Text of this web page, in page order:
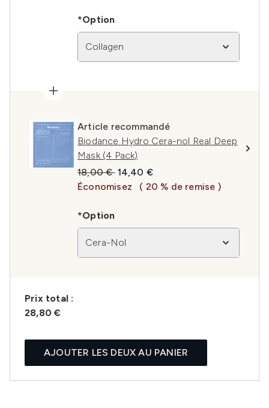
*Option
Collagen
Article recommandé
Biodance Hydro Cera-nol Real Deep
Mask (4 Pack)
Prix de vente :
18,00 € Prix ​​actuel :
14,40 €
Économisez
( 20 % de remise )
*Option
Cera-Nol
Prix ​​total :
28,80 €
AJOUTER LES DEUX AU PANIER